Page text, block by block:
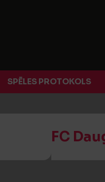
SPĒLES PROTOKOLS
FC